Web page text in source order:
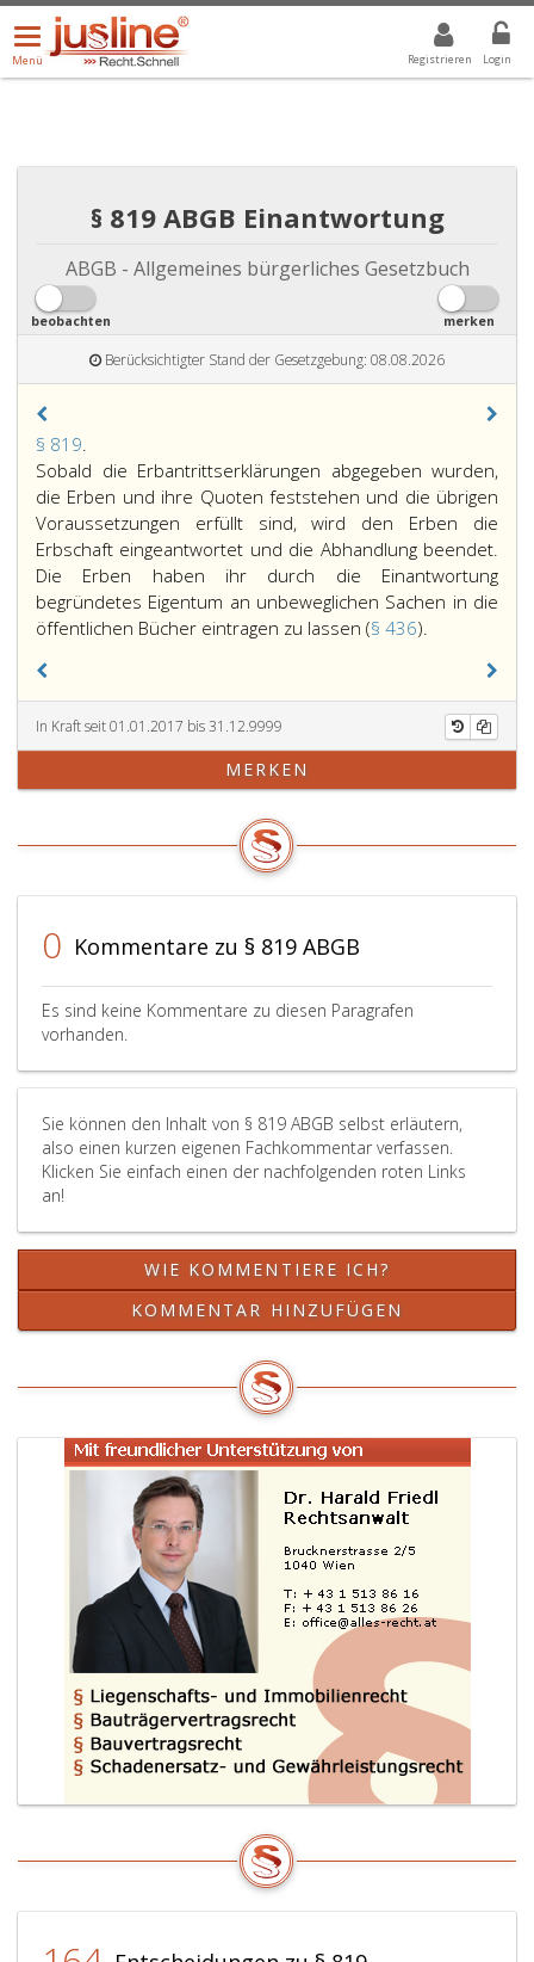
Registrieren Login
Menü
öffnen/schließen
Menü
ALLE DROPDOWN: GEWÄHLTER WERT IST ALLE
§ 819 ABGB Einantwortung
ABGB - Allgemeines bürgerliches Gesetzbuch
beobachten merken
Berücksichtigter Stand der Gesetzgebung: 08.08.2026
§ 819.
819,
Sobald die Erbantrittserklärungen abgegeben wurden,
die Erben und ihre Quoten feststehen und die übrigen
Voraussetzungen erfüllt sind, wird den Erben die
Erbschaft eingeantwortet und die Abhandlung beendet.
Die Erben haben ihr durch die Einantwortung
begründetes Eigentum an unbeweglichen Sachen in die
öffentlichen Bücher eintragen zu lassen (§ 436).
abgegeben
wurden,
die
Erben
feststehen
wird
Erben
die
Erbschaft
und
die
Abhandlung
Die
haben
durch
die
Sachen
Bücher
eintragen
zu
lassen
436,).
In Kraft seit 01.01.2017 bis 31.12.9999
MERKEN
0 Kommentare zu § 819 ABGB
Es sind keine Kommentare zu diesen Paragrafen
vorhanden.
Sie können den Inhalt von § 819 ABGB selbst erläutern,
also einen kurzen eigenen Fachkommentar verfassen.
Klicken Sie einfach einen der nachfolgenden roten Links
an!
WIE KOMMENTIERE ICH?
KOMMENTAR HINZUFÜGEN